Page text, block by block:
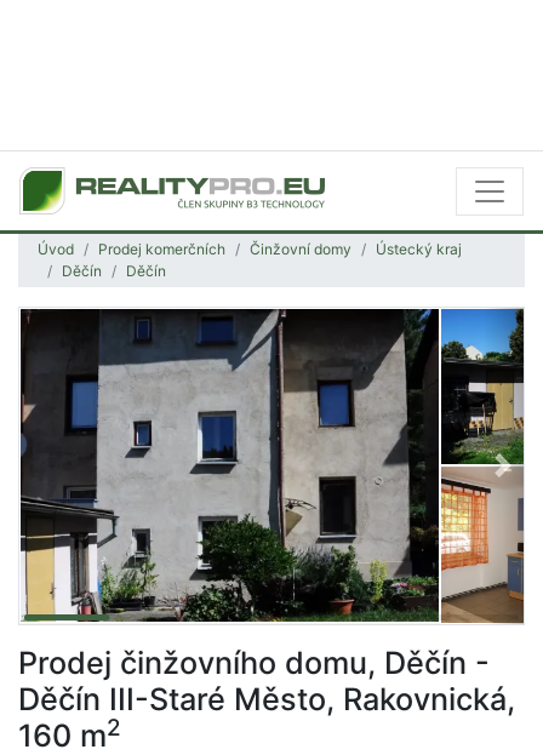
Úvod Prodej komerčních Činžovní domy
Ústecký kraj
Děčín
Děčín
Prodej činžovního domu, Děčín -
Děčín III-Staré Město, Rakovnická,
160 m2